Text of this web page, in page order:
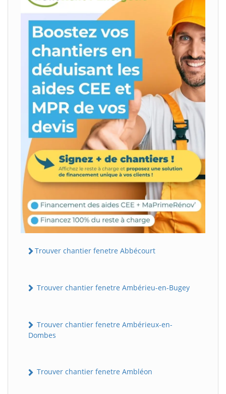
Trouver chantier fenetre Abbécourt
Trouver chantier fenetre Ambérieu-en-Bugey
Trouver chantier fenetre Ambérieux-en-
Dombes
Trouver chantier fenetre Ambléon